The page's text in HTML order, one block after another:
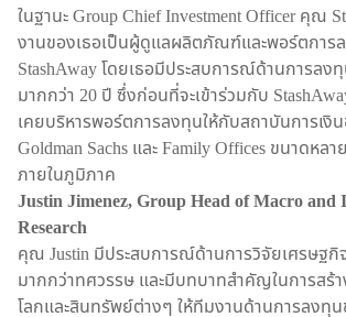
ในฐานะ Group Chief Investment Officer คุณ
งานของเธอเป็นผู้ดูแลผลิตภัณฑ์และพอร์ตกา
StashAway โดยเธอมีประสบการณ์ด้านการลง
มากกว่า 20 ปี ซึ่งก่อนที่จะเข้าร่วมกับ
เคยบริหารพอร์ตการลงทุนให้กับสถาบันการเงิ
Goldman Sachs และ Family Offices ขนาดหล
ภายในภูมิภาค
Justin Jimenez, Group Head of Macro and
Research
คุณ Justin มีประสบการณ์ด้านการวิจัยเศรษฐกิ
มากกว่าทศวรรษ และมีบทบาทสำคัญในการสร้
โลกและสินทรัพย์ต่างๆ ให้ทีมงานด้านการลงทุน